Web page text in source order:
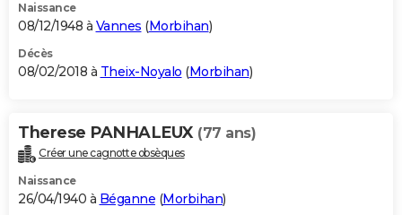
Naissance
08/12/1948 à Vannes (Morbihan)
Décès
08/02/2018 à Theix-Noyalo (Morbihan)
Therese PANHALEUX (77 ans)
Créer une cagnotte obsèques
Naissance
26/04/1940 à Béganne (Morbihan)